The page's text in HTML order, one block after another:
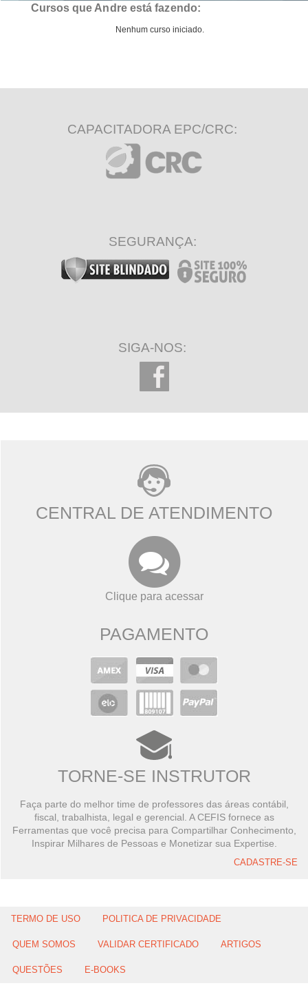
Cursos que Andre está fazendo:
Nenhum curso iniciado.
CAPACITADORA EPC/CRC:
SEGURANÇA:
SIGA-NOS:
CENTRAL DE ATENDIMENTO
Clique para acessar
PAGAMENTO
TORNE-SE INSTRUTOR
Faça parte do melhor time de professores das áreas contábil,
fiscal, trabalhista, legal e gerencial. A CEFIS fornece as
Ferramentas que você precisa para Compartilhar Conhecimento,
Inspirar Milhares de Pessoas e Monetizar sua Expertise.
CADASTRE-SE
TERMO DE USO POLITICA DE PRIVACIDADE
QUEM SOMOS VALIDAR CERTIFICADO ARTIGOS
QUESTÕES E-BOOKS